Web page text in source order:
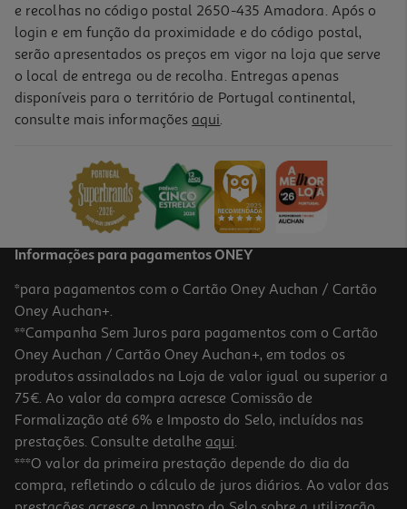
4.7
Champô Ogx Bond Protein Repair 385 Ml
Champô Pantene Pro-V Miracles Hydra 250ml
31.96 €/Lt
e recolhas no código postal 2650-435 Amadora. Após o
login e em função da proximidade e do código postal,
serão apresentados os preços em vigor na loja que serve
o local de entrega ou de recolha. Entregas apenas
disponíveis para o território de Portugal continental,
consulte mais informações aqui.
Informações para pagamentos ONEY
*para pagamentos com o Cartão Oney Auchan / Cartão
Oney Auchan+.
**Campanha Sem Juros para pagamentos com o Cartão
Oney Auchan / Cartão Oney Auchan+, em todos os
produtos assinalados na Loja de valor igual ou superior a
75€. Ao valor da compra acresce Comissão de
Formalização até 6% e Imposto do Selo, incluídos nas
prestações. Consulte detalhe aqui.
***O valor da primeira prestação depende do dia da
compra, refletindo o cálculo de juros diários. Ao valor das